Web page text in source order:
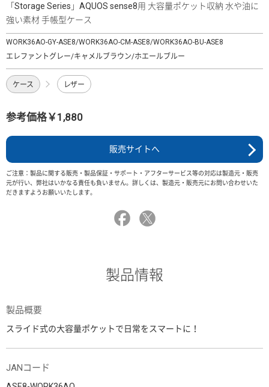
「Storage Series」AQUOS sense8用 大容量ポケット収納 水や油に
強い素材 手帳型ケース
WORK36AO-GY-ASE8/WORK36AO-CM-ASE8/WORK36AO-BU-ASE8
エレファントグレー/キャメルブラウン/ホエールブルー
ケース レザー
参考価格￥1,880
販売サイトへ
ご注意：製品に関する販売・製品保証・サポート・アフターサービス等の対応は製造元・販売
元が行い、弊社はいかなる責任も負いません。詳しくは、製造元・販売元にお問い合わせいた
だきますようお願いいたします。
製品情報
製品概要
スライド式の大容量ポケットで日常をスマートに！
JANコード